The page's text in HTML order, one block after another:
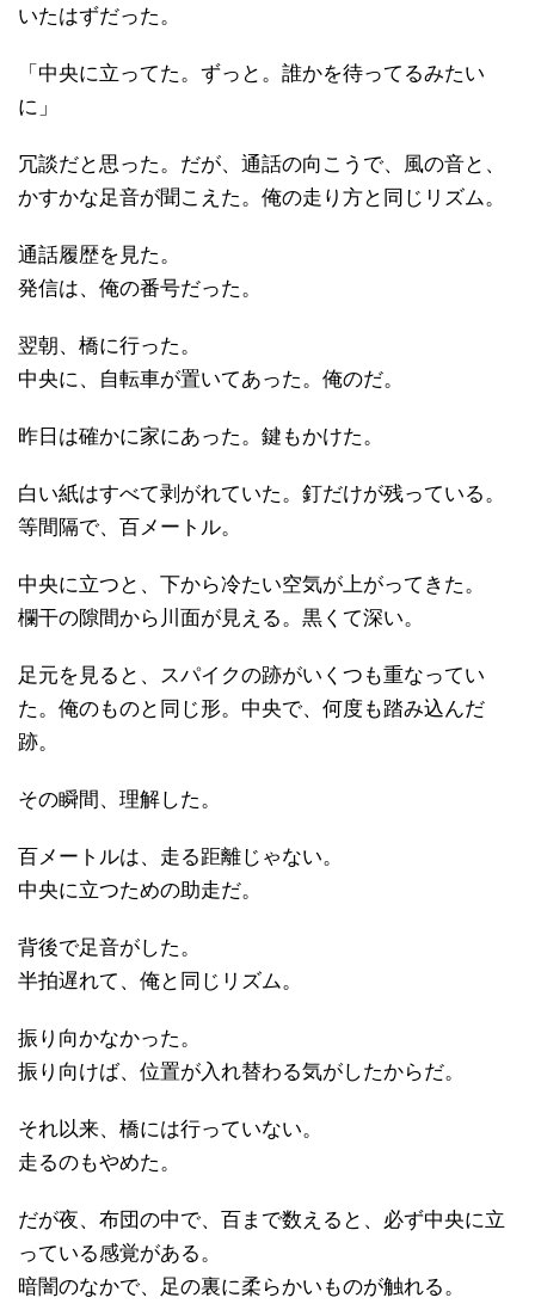
いたはずだった。
「中央に立ってた。ずっと。誰かを待ってるみたい
に」
冗談だと思った。だが、通話の向こうで、風の音と、
かすかな足音が聞こえた。俺の走り方と同じリズム。
通話履歴を見た。
発信は、俺の番号だった。
翌朝、橋に行った。
中央に、自転車が置いてあった。俺のだ。
昨日は確かに家にあった。鍵もかけた。
白い紙はすべて剥がれていた。釘だけが残っている。
等間隔で、百メートル。
中央に立つと、下から冷たい空気が上がってきた。
欄干の隙間から川面が見える。黒くて深い。
足元を見ると、スパイクの跡がいくつも重なってい
た。俺のものと同じ形。中央で、何度も踏み込んだ
跡。
その瞬間、理解した。
百メートルは、走る距離じゃない。
中央に立つための助走だ。
背後で足音がした。
半拍遅れて、俺と同じリズム。
振り向かなかった。
振り向けば、位置が入れ替わる気がしたからだ。
それ以来、橋には行っていない。
走るのもやめた。
だが夜、布団の中で、百まで数えると、必ず中央に立
っている感覚がある。
暗闇のなかで、足の裏に柔らかいものが触れる。